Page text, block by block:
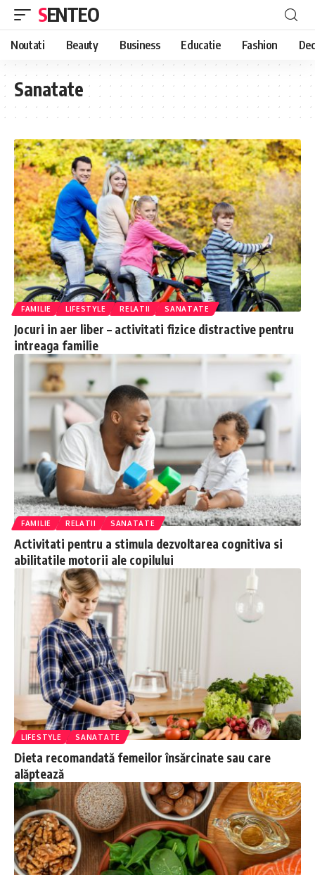
SENTEO
Noutati Beauty Business Educatie Fashion
Sanatate
FAMILIE LIFESTYLE RELATII SANATATE
Jocuri in aer liber – activitati fizice distractive pentru
intreaga familie
FAMILIE RELATII SANATATE
Activitati pentru a stimula dezvoltarea cognitiva si
abilitatile motorii ale copilului
LIFESTYLE SANATATE
Dieta recomandată femeilor însărcinate sau care
alăptează